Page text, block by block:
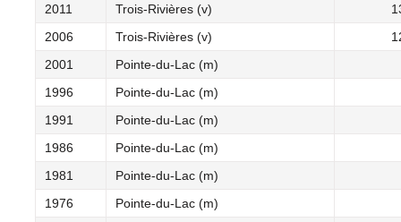
2011
Trois-Rivières (v)
2006
Trois-Rivières (v)
2001
Pointe-du-Lac (m)
1996
Pointe-du-Lac (m)
1991
Pointe-du-Lac (m)
1986
Pointe-du-Lac (m)
1981
Pointe-du-Lac (m)
1976
Pointe-du-Lac (m)